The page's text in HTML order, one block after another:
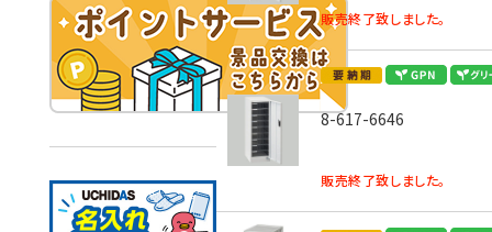
販売終了致しました。
8-617-6646
販売終了致しました。